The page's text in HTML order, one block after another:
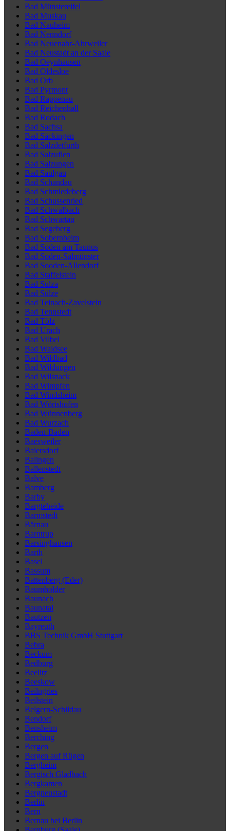
Bad Münstereifel
Bad Muskau
Bad Nauheim
Bad Nenndorf
Bad Neuenahr-Ahrweiler
Bad Neustadt an der Saale
Bad Oeynhausen
Bad Oldesloe
Bad Orb
Bad Pyrmont
Bad Rappenau
Bad Reichenhall
Bad Rodach
Bad Sachsa
Bad Säckingen
Bad Salzdetfurth
Bad Salzuflen
Bad Salzungen
Bad Saulgau
Bad Schandau
Bad Schmiedeberg
Bad Schussenried
Bad Schwalbach
Bad Schwartau
Bad Segeberg
Bad Sobernheim
Bad Soden am Taunus
Bad Soden-Salmünster
Bad Sooden-Allendorf
Bad Staffelstein
Bad Sulza
Bad Sülze
Bad Teinach-Zavelstein
Bad Tennstedt
Bad Tölz
Bad Urach
Bad Vilbel
Bad Waldsee
Bad Wildbad
Bad Wildungen
Bad Wilsnack
Bad Wimpfen
Bad Windsheim
Bad Wörishofen
Bad Wünnenberg
Bad Wurzach
Baden-Baden
Baesweiler
Baiersdorf
Balingen
Ballenstedt
Balve
Bamberg
Barby
Bargteheide
Barmstedt
Bärnau
Barntrup
Barsinghausen
Barth
Basel
Bassum
Battenberg (Eder)
Baumholder
Baunach
Baunatal
Bautzen
Bayreuth
BBS Technik GmbH Stuttgart
Bebra
Beckum
Bedburg
Beelitz
Beeskow
Beilngries
Beilstein
Belgern-Schildau
Bendorf
Bensheim
Berching
Bergen
Bergen auf Rügen
Bergheim
Bergisch Gladbach
Bergkamen
Bergneustadt
Berlin
Bern
Bernau bei Berlin